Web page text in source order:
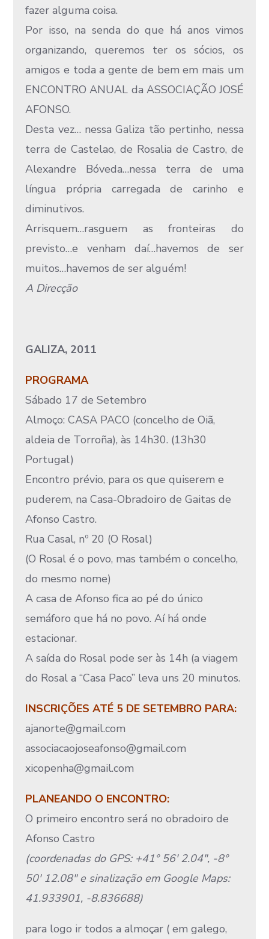
fazer alguma coisa.
Por isso, na senda do que há anos vimos
organizando, queremos ter os sócios, os
amigos e toda a gente de bem em mais um
ENCONTRO ANUAL da ASSOCIAÇÃO JOSÉ
AFONSO.
Desta vez… nessa Galiza tão pertinho, nessa
terra de Castelao, de Rosalia de Castro, de
Alexandre Bóveda…nessa terra de uma
língua própria carregada de carinho e
diminutivos.
Arrisquem…rasguem as fronteiras do
previsto…e venham daí…havemos de ser
muitos…havemos de ser alguém!
A Direcção
GALIZA, 2011
PROGRAMA
Sábado 17 de Setembro
Almoço: CASA PACO (concelho de Oiã,
aldeia de Torroña), às 14h30. (13h30
Portugal)
Encontro prévio, para os que quiserem e
puderem, na Casa-Obradoiro de Gaitas de
Afonso Castro.
Rua Casal, nº 20 (O Rosal)
(O Rosal é o povo, mas também o concelho,
do mesmo nome)
A casa de Afonso fica ao pé do único
semáforo que há no povo. Aí há onde
estacionar.
A saída do Rosal pode ser às 14h (a viagem
do Rosal a “Casa Paco” leva uns 20 minutos.
INSCRIÇÕES ATÉ 5 DE SETEMBRO PARA:
ajanorte@gmail.com
associacaojoseafonso@gmail.com
xicopenha@gmail.com
PLANEANDO O ENCONTRO:
O primeiro encontro será no obradoiro de
Afonso Castro
(coordenadas do GPS: +41° 56′ 2.04″, -8°
50′ 12.08″ e sinalização em Google Maps:
41.933901, -8.836688)
para logo ir todos a almoçar ( em galego,